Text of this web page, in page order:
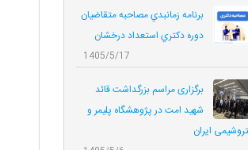
برنامه زمانبدي مصاحبه متقاضيان
دوره دكتري استعداد درخشان
1405/5/17
برگزاری مراسم بزرگداشت قائد
شهید امت در پژوهشگاه پلیمر و
ایران